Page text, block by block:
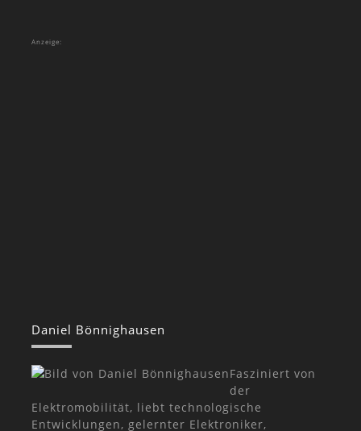
Anzeige:
Daniel Bönnighausen
Fasziniert von
der
Elektromobilität, liebt technologische
Entwicklungen, gelernter Elektroniker,